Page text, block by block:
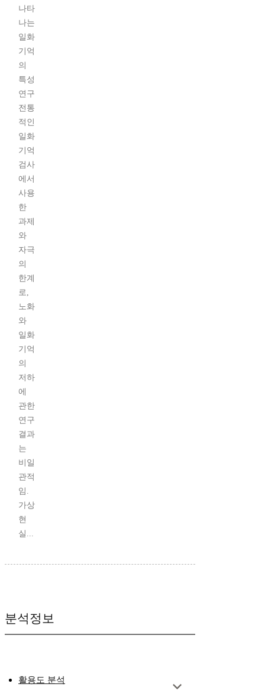
나타
나는
일화
기억
의
특성
연구
전통
적인
일화
기억
검사
에서
사용
한
과제
와
자극
의
한계
로,
노화
와
일화
기억
의
저하
에
관한
연구
결과
는
비일
관적
임.
가상
현
실...
분석정보
활용도 분석